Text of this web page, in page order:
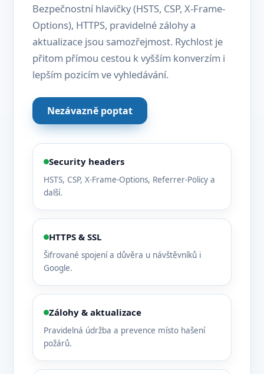
Bezpečnostní hlavičky (HSTS, CSP, X-Frame-
Options), HTTPS, pravidelné zálohy a
aktualizace jsou samozřejmost. Rychlost je
přitom přímou cestou k vyšším konverzím i
lepším pozicím ve vyhledávání.
Nezávazně poptat
Security headers
HSTS, CSP, X-Frame-Options, Referrer-Policy a
další.
HTTPS & SSL
Šifrované spojení a důvěra u návštěvníků i
Google.
Zálohy & aktualizace
Pravidelná údržba a prevence místo hašení
požárů.